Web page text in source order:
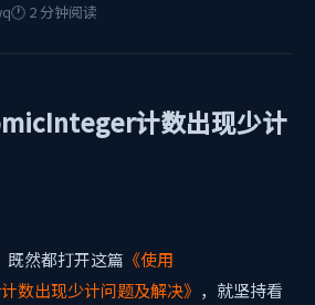
🕐 2 分钟阅读
计数出现少计
既然都打开这篇 《使用
出现少计问题及解决》 ，就坚持看